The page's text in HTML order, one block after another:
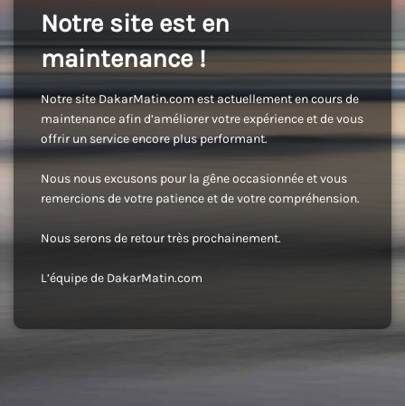
Notre site est en
maintenance !
Notre site DakarMatin.com est actuellement en cours de
maintenance afin d’améliorer votre expérience et de vous
offrir un service encore plus performant.
Nous nous excusons pour la gêne occasionnée et vous
remercions de votre patience et de votre compréhension.
Nous serons de retour très prochainement.
L’équipe de DakarMatin.com